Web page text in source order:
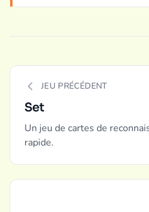
JEU PRÉCÉDENT
Set
Un jeu de cartes de
rapide.